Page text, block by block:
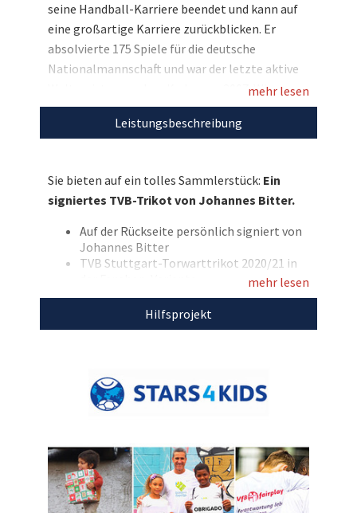
seine Handball-Karriere beendet und kann auf
eine großartige Karriere zurückblicken. Er
absolvierte 175 Spiele für die deutsche
Nationalmannschaft und war der letzte aktive
Weltmeister aus dem Kader von 2007. Wir
dürfen nun ein tolles Andenken des legendären
Torhüters versteigern: Ein TVB Stuttgart-Trikot
und sichern Sie sich dieses Sammlerstück
zugunsten der Kinderhilfsprojekte von
Stars4Kids!
Entdecken Sie bei uns auch weitere
für den guten Zweck!
mehr lesen
Leistungsbeschreibung
Sie bieten auf ein tolles Sammlerstück: Ein
signiertes TVB-Trikot von Johannes Bitter.
Auf der Rückseite persönlich signiert von
Johannes Bitter
TVB Stuttgart-Torwarttrikot 2020/21 in
Rückenflock: Bitter und seine Nummer 1
Marke: Kempa
Mit dem Erlös dieser Auktion unterstützen wir
Stars4Kids.
mehr lesen
Hilfsprojekt